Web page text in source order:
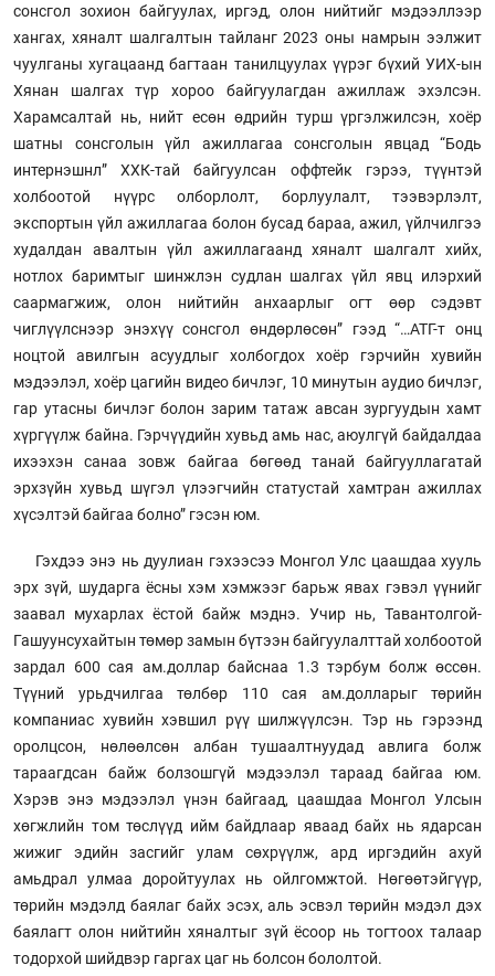
сонсгол зохион байгуулах, иргэд, олон нийтийг мэдээллээр
хангах, хяналт шалгалтын тайланг 2023 оны намрын ээлжит
чуулганы хугацаанд багтаан танилцуулах үүрэг бүхий УИХ-ын
Хянан шалгах түр хороо байгуулагдан ажиллаж эхэлсэн.
Харамсалтай нь, нийт есөн өдрийн турш үргэлжилсэн, хоёр
шатны сонсголын үйл ажиллагаа сонсголын явцад “Бодь
интернэшнл” ХХК-тай байгуулсан оффтейк гэрээ, түүнтэй
холбоотой нүүрс олборлолт, борлуулалт, тээвэрлэлт,
экспортын үйл ажиллагаа болон бусад бараа, ажил, үйлчилгээ
худалдан авалтын үйл ажиллагаанд хяналт шалгалт хийх,
нотлох баримтыг шинжлэн судлан шалгах үйл явц илэрхий
саармагжиж, олон нийтийн анхаарлыг огт өөр сэдэвт
чиглүүлснээр энэхүү сонсгол өндөрлөсөн” гээд “…АТГ-т онц
ноцтой авилгын асуудлыг холбогдох хоёр гэрчийн хувийн
мэдээлэл, хоёр цагийн видео бичлэг, 10 минутын аудио бичлэг,
гар утасны бичлэг болон зарим татаж авсан зургуудын хамт
хүргүүлж байна. Гэрчүүдийн хувьд амь нас, аюулгүй байдалдаа
ихээхэн санаа зовж байгаа бөгөөд танай байгууллагатай
эрхзүйн хувьд шүгэл үлээгчийн статустай хамтран ажиллах
хүсэлтэй байгаа болно” гэсэн юм.
Гэхдээ энэ нь дуулиан гэхээсээ Монгол Улс цаашдаа хууль
эрх зүй, шударга ёсны хэм хэмжээг барьж явах гэвэл үүнийг
заавал мухарлах ёстой байж мэднэ. Учир нь, Тавантолгой-
Гашуунсухайтын төмөр замын бүтээн байгуулалттай холбоотой
зардал 600 сая ам.доллар байснаа 1.3 тэрбум болж өссөн.
Түүний урьдчилгаа төлбөр 110 сая ам.долларыг төрийн
компаниас хувийн хэвшил рүү шилжүүлсэн. Тэр нь гэрээнд
оролцсон, нөлөөлсөн албан тушаалтнуудад авлига болж
тараагдсан байж болзошгүй мэдээлэл тараад байгаа юм.
Хэрэв энэ мэдээлэл үнэн байгаад, цаашдаа Монгол Улсын
хөгжлийн том төслүүд ийм байдлаар яваад байх нь ядарсан
жижиг эдийн засгийг улам сөхрүүлж, ард иргэдийн ахуй
амьдрал улмаа доройтуулах нь ойлгомжтой. Нөгөөтэйгүүр,
төрийн мэдэлд баялаг байх эсэх, аль эсвэл төрийн мэдэл дэх
баялагт олон нийтийн хяналтыг зүй ёсоор нь тогтоох талаар
тодорхой шийдвэр гаргах цаг нь болсон бололтой.